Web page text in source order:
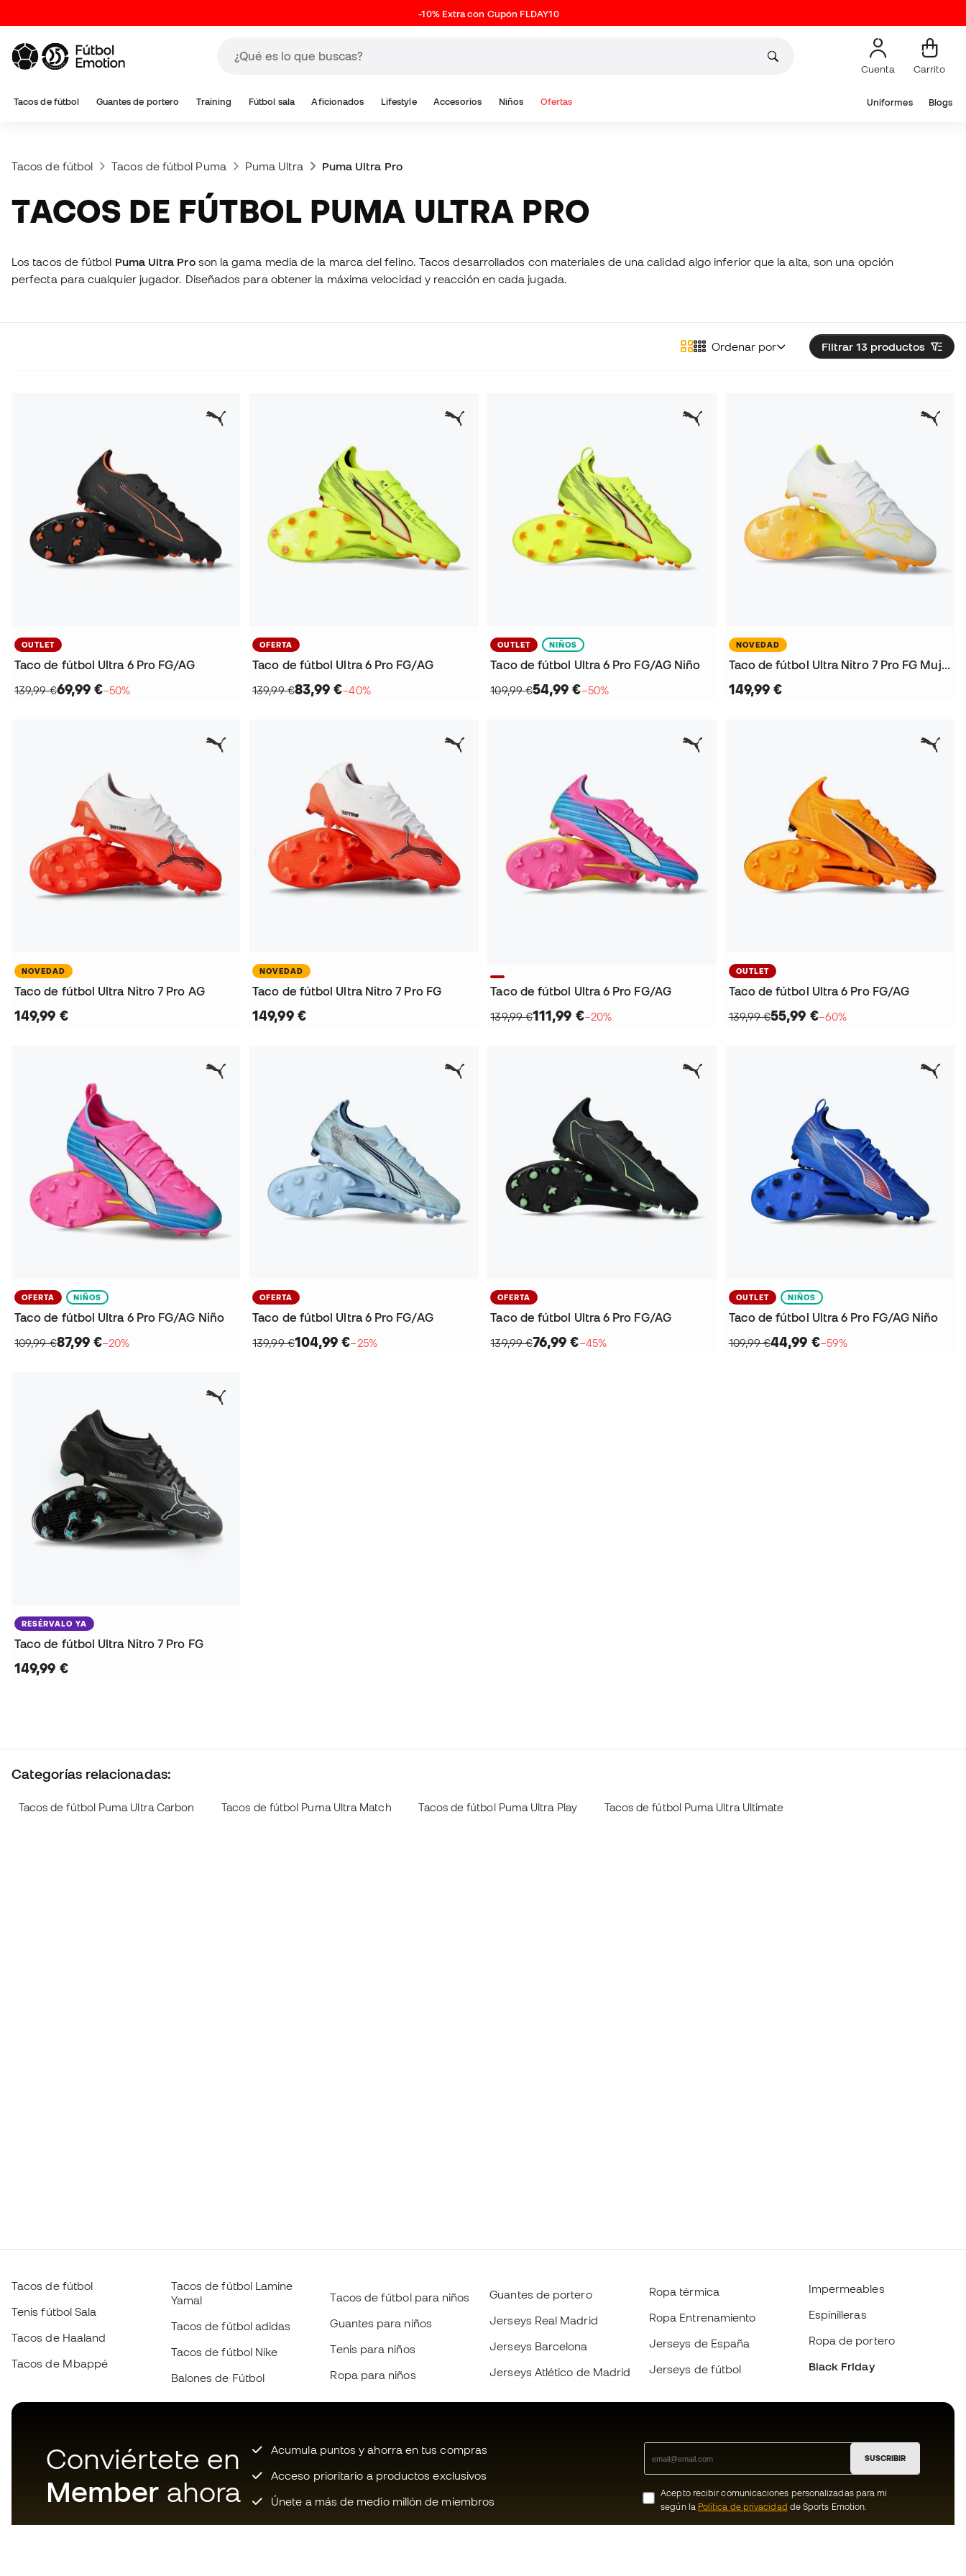
-10% Extra con Cupón FLDAY10
Cuenta Carrito
Tacos de fútbol Guantes de portero Training Fútbol sala Aficionados Lifestyle Accesorios Niños Ofertas Uniformes Blogs
Tacos de fútbol Tacos de fútbol Puma Puma Ultra Puma Ultra Pro
TACOS DE FÚTBOL PUMA ULTRA PRO
Los tacos de fútbol Puma Ultra Proson la gama media de la marca del felino. Tacos desarrollados con materiales de una calidad algo inferior que la alta, son una opción
perfecta para cualquier jugador. Diseñados para obtener la máxima velocidad y reacción en cada jugada.
Filtrar 13 productos
Ordenar por
OUTLET
Taco de fútbol Ultra 6 Pro FG/AG
139,99 €69,99 €−50%
OFERTA
Taco de fútbol Ultra 6 Pro FG/AG
139,99 €83,99 €−40%
OUTLET NIÑOS
Taco de fútbol Ultra 6 Pro FG/AG Niño
109,99 €54,99 €−50%
NOVEDAD
Taco de fútbol Ultra Nitro 7 Pro FG Mujer
149,99 €
NOVEDAD
Taco de fútbol Ultra Nitro 7 Pro AG
149,99 €
NOVEDAD
Taco de fútbol Ultra Nitro 7 Pro FG
149,99 €
Taco de fútbol Ultra 6 Pro FG/AG
139,99 €111,99 €−20%
OUTLET
Taco de fútbol Ultra 6 Pro FG/AG
139,99 €55,99 €−60%
OFERTA NIÑOS
Taco de fútbol Ultra 6 Pro FG/AG Niño
109,99 €87,99 €−20%
OFERTA
Taco de fútbol Ultra 6 Pro FG/AG
139,99 €104,99 €−25%
OFERTA
Taco de fútbol Ultra 6 Pro FG/AG
139,99 €76,99 €−45%
OUTLET NIÑOS
Taco de fútbol Ultra 6 Pro FG/AG Niño
109,99 €44,99 €−59%
RESÉRVALO YA
Taco de fútbol Ultra Nitro 7 Pro FG
149,99 €
Categorías relacionadas:
Tacos de fútbol Puma Ultra Carbon Tacos de fútbol Puma Ultra Match Tacos de fútbol Puma Ultra Play Tacos de fútbol Puma Ultra Ultimate
Tacos de fútbol
Tenis fútbol Sala
Tacos de Haaland
Tacos de Mbappé
Tacos de fútbol Lamine
Yamal
Tacos de fútbol adidas
Tacos de fútbol Nike
Balones de Fútbol
Tacos de fútbol para niños
Guantes para niños
Tenis para niños
Ropa para niños
Guantes de portero
Jerseys Real Madrid
Jerseys Barcelona
Jerseys Atlético de Madrid
Ropa térmica
Ropa Entrenamiento
Jerseys de España
Jerseys de fútbol
Impermeables
Espinilleras
Ropa de portero
Black Friday
Conviértete en
Member ahora
Acumula puntos y ahorra en tus compras
Acceso prioritario a productos exclusivos
Únete a más de medio millón de miembros
SUSCRIBIR
Acepto recibir comunicaciones personalizadas para mi
según la Política de privacidad de Sports Emotion.